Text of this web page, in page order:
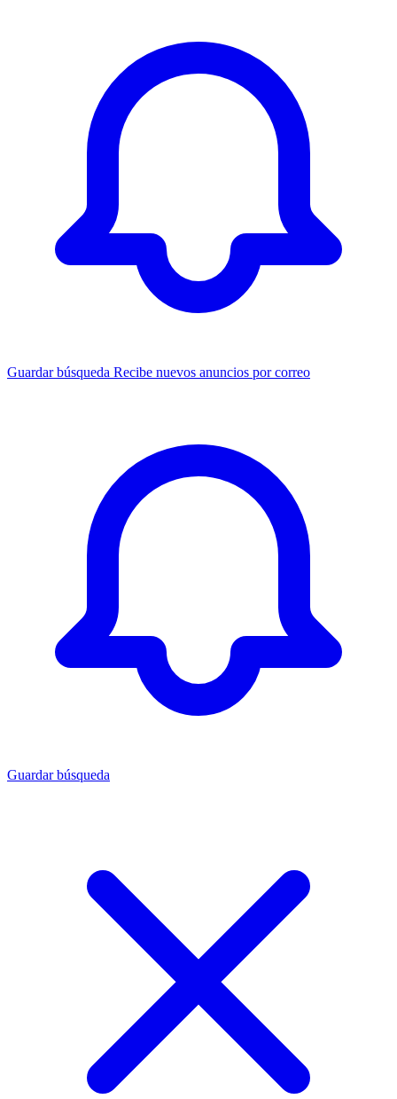
Guardar búsqueda Recibe nuevos anuncios por correo
Guardar búsqueda